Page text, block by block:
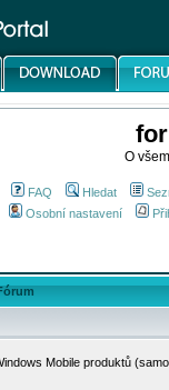
O
FAQ Hledat
Osobní nastavení
Mobile produktů